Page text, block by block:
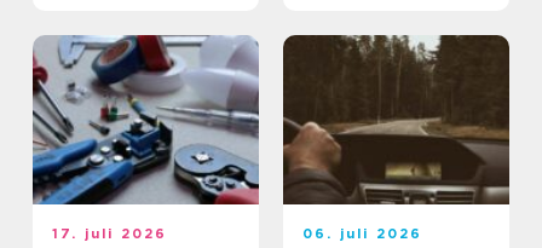
17. juli 2026 06. juli 2026